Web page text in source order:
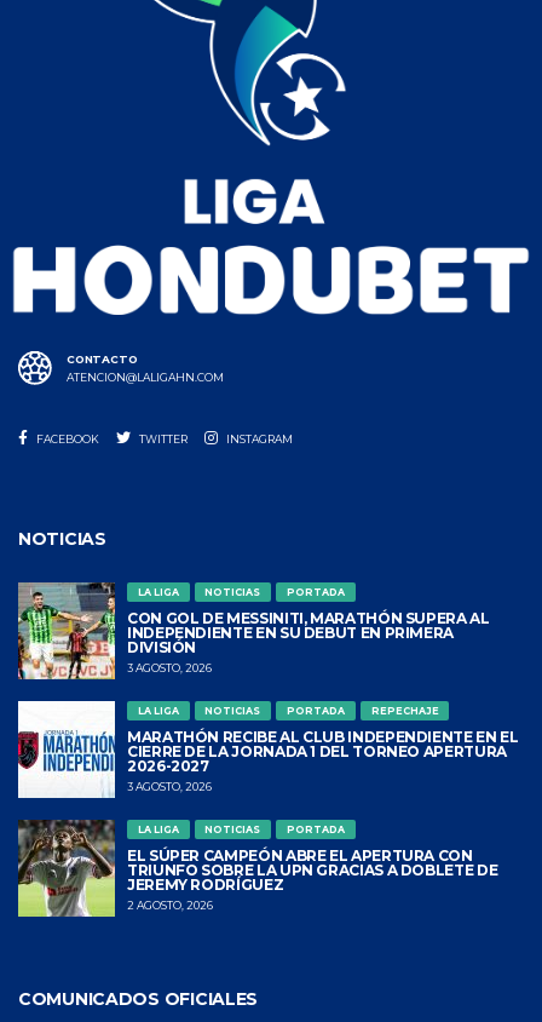
CONTACTO
ATENCION@LALIGAHN.COM
FACEBOOK TWITTER INSTAGRAM
NOTICIAS
LA LIGA NOTICIAS PORTADA
CON GOL DE MESSINITI, MARATHÓN SUPERA AL
INDEPENDIENTE EN SU DEBUT EN PRIMERA
DIVISIÓN
3 AGOSTO, 2026
LA LIGA NOTICIAS PORTADA REPECHAJE
MARATHÓN RECIBE AL CLUB INDEPENDIENTE EN EL
CIERRE DE LA JORNADA 1 DEL TORNEO APERTURA
2026-2027
3 AGOSTO, 2026
LA LIGA NOTICIAS PORTADA
EL SÚPER CAMPEÓN ABRE EL APERTURA CON
TRIUNFO SOBRE LA UPN GRACIAS A DOBLETE DE
JEREMY RODRÍGUEZ
2 AGOSTO, 2026
COMUNICADOS OFICIALES